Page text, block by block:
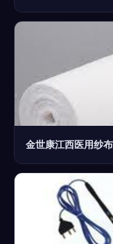
金世康江西医用纱